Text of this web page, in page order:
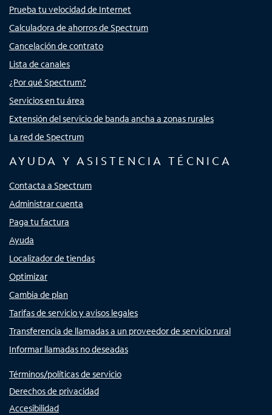
Prueba tu velocidad de Internet
Calculadora de ahorros de Spectrum
Cancelación de contrato
Lista de canales
¿Por qué Spectrum?
Servicios en tu área
Extensión del servicio de banda ancha a zonas rurales
La red de Spectrum
AYUDA Y ASISTENCIA TÉCNICA
Contacta a Spectrum
Administrar cuenta
Paga tu factura
Ayuda
Localizador de tiendas
Optimizar
Cambia de plan
Tarifas de servicio y avisos legales
Transferencia de llamadas a un proveedor de servicio rural
Informar llamadas no deseadas
Términos/políticas de servicio
Derechos de privacidad
Accesibilidad